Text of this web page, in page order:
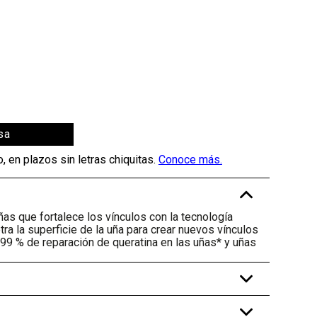
-
que fortalece los vínculos con la tecnología
la superficie de la uña para crear nuevos vínculos
% de reparación de queratina en las uñas* y uñas
+
+